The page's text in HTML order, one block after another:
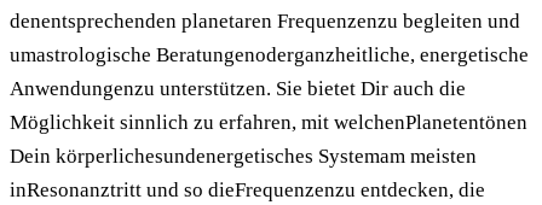
denentsprechenden planetaren Frequenzenzu begleiten und
umastrologische Beratungenoderganzheitliche, energetische
Anwendungenzu unterstützen. Sie bietet Dir auch die
Möglichkeit sinnlich zu erfahren, mit welchenPlanetentönen
Dein körperlichesundenergetisches Systemam meisten
inResonanztritt und so dieFrequenzenzu entdecken, die